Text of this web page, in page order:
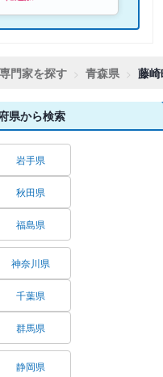
門家を探す 青森県 藤
県から検索
岩手県
秋田県
福島県
神奈川県
千葉県
群馬県
静岡県